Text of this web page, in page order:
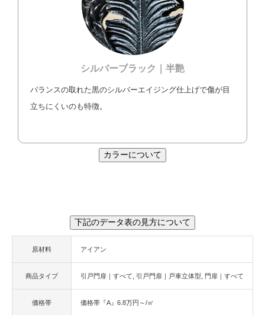
シルバーブラック｜半艶
バランスの取れた黒のシルバーエイジング仕上げで傷が目
立ちにくいのも特徴。
カラーについて
下記のデータ表の見方について
原材料 アイアン
商品タイプ 引戸門扉｜すべて 引戸門扉｜戸車立体型 門扉｜すべて
価格帯 価格帯『A』6.8万円～/㎡